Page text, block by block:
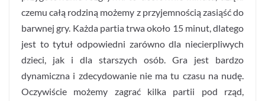
czemu całą rodziną możemy z przyjemnością zasiąść do
barwnej gry. Każda partia trwa około 15 minut, dlatego
jest to tytuł odpowiedni zarówno dla niecierpliwych
dzieci, jak i dla starszych osób. Gra jest bardzo
dynamiczna i zdecydowanie nie ma tu czasu na nudę.
Oczywiście możemy zagrać kilka partii pod rząd,